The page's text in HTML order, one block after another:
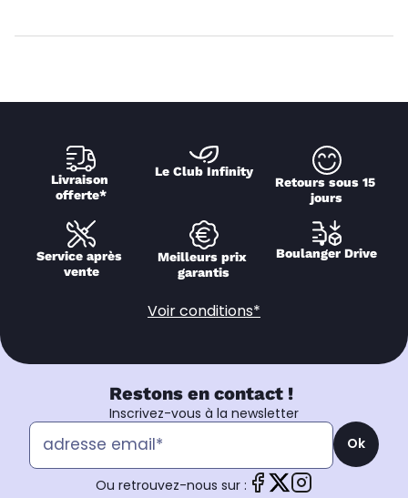
Livraison
offerte*
Le Club Infinity
Retours sous 15
jours
Service après
vente
Meilleurs prix
garantis
Boulanger Drive
Voir conditions*
Restons en contact !
Inscrivez-vous à la newsletter
Ok
Ou retrouvez-nous sur :